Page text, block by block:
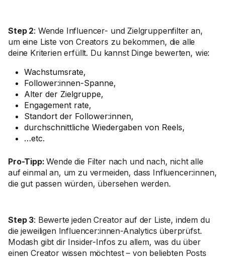
Step 2: Wende Influencer- und Zielgruppenfilter an,
um eine Liste von Creators zu bekommen, die alle
deine Kriterien erfüllt. Du kannst Dinge bewerten, wie:
Wachstumsrate,
Follower:innen-Spanne,
Alter der Zielgruppe,
Engagement rate,
Standort der Follower:innen,
durchschnittliche Wiedergaben von Reels,
…etc.
Pro-Tipp:Wende die Filter nach und nach, nicht alle
auf einmal an, um zu vermeiden, dass Influencer:innen,
die gut passen würden, übersehen werden.
Step 3: Bewerte jeden Creator auf der Liste, indem du
die jeweiligen Influencer:innen-Analytics überprüfst.
Modash gibt dir Insider-Infos zu allem, was du über
einen Creator wissen möchtest – von beliebten Posts